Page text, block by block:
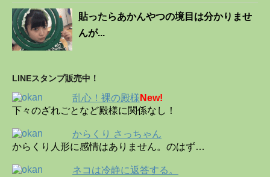
貼ったらあかんやつの境目は分かりませ
んが...
LINEスタンプ販売中！
乱心！裸の殿様 New!
下々のざれごとなど殿様に関係なし！
からくり さっちゃん
からくり人形に感情はありません。のはず…
ネコは冷静に返答する。